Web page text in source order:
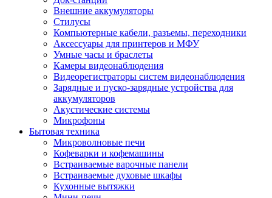
Внешние аккумуляторы
Стилусы
Компьютерные кабели, разъемы, переходники
Аксессуары для принтеров и МФУ
Умные часы и браслеты
Камеры видеонаблюдения
Видеорегистраторы систем видеонаблюдения
Зарядные и пуско-зарядные устройства для
аккумуляторов
Акустические системы
Микрофоны
Бытовая техника
Микроволновые печи
Кофеварки и кофемашины
Встраиваемые варочные панели
Встраиваемые духовые шкафы
Кухонные вытяжки